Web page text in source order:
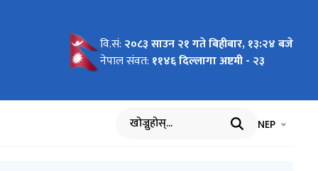
वि.सं: २०८३ साउन २१ गते बिहीबार, १३:२४ बजे
नेपाल संवत: ११४६ दिल्लागा अष्टमी - २३
खोज्नुहोस् भाषा चयन
NEP